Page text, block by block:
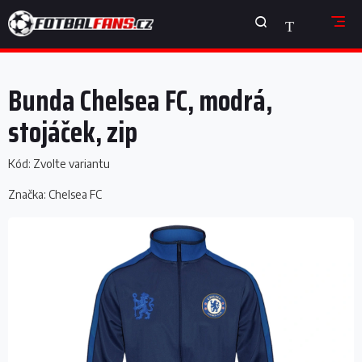
na
obsah
NÁKUPNÍ
KOŠÍK
Bunda Chelsea FC, modrá,
stojáček, zip
Kód: Zvolte variantu
Značka: Chelsea FC